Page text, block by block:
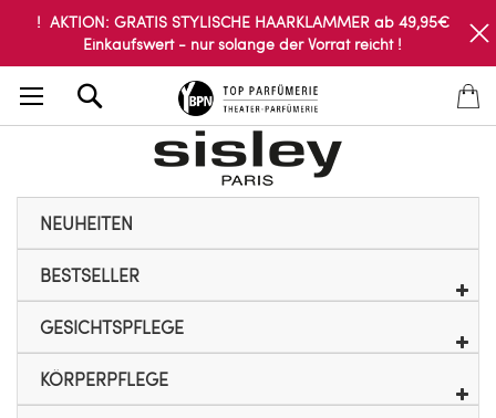
! AKTION: GRATIS STYLISCHE HAARKLAMMER ab 49,95€
Einkaufswert - nur solange der Vorrat reicht !
NEUHEITEN
BESTSELLER
GESICHTSPFLEGE
KÖRPERPFLEGE